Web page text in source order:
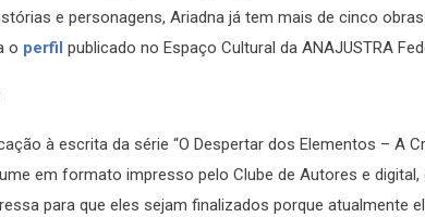
e personagens, Ariadna já tem mais de cinco
o perfil publicado no Espaço Cultural da ANAJUSTRA
à escrita da série “O Despertar dos Elementos – A
em formato impresso pelo Clube de Autores e
para que eles sejam finalizados porque atualmente